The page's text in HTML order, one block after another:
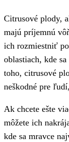
Citrusové plody,
majú príjemnú
ich rozmiestniť
oblastiach, kde
toho, citrusové
neškodné pre
Ak chcete ešte
môžete ich
kde sa mravce